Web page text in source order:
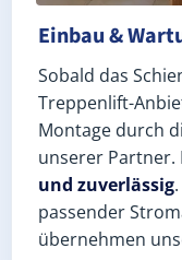
Einbau &
Sobald das
Treppenlift-
Montage durch
unserer Partner.
und zuverlässig
passender
übernehmen